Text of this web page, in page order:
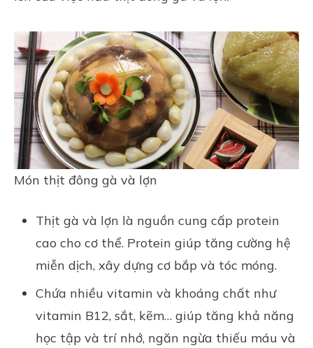
Món thịt đông gà và lợn
Thịt gà và lợn là nguồn cung cấp protein
cao cho cơ thể. Protein giúp tăng cường hệ
miễn dịch, xây dựng cơ bắp và tóc móng.
Chứa nhiều vitamin và khoáng chất như
vitamin B12, sắt, kẽm… giúp tăng khả năng
học tập và trí nhớ, ngăn ngừa thiếu máu và